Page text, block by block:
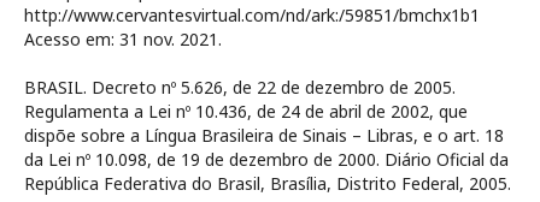
http://www.cervantesvirtual.com/nd/ark:/59851/bmchx1b1
Acesso em: 31 nov. 2021.
BRASIL. Decreto nº 5.626, de 22 de dezembro de 2005.
Regulamenta a Lei nº 10.436, de 24 de abril de 2002, que
dispõe sobre a Língua Brasileira de Sinais – Libras, e o art. 18
da Lei nº 10.098, de 19 de dezembro de 2000. Diário Oficial da
República Federativa do Brasil, Brasília, Distrito Federal, 2005.